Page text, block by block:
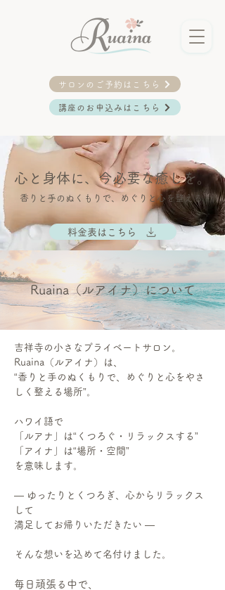
サロンのご予約はこちら
講座のお申込みはこちら
心と身体に、今必要な癒しを。
香りと手のぬくもりで、めぐりと心を整える
料金表はこちら
Ruaina（ルアイナ）について
​吉祥寺の小さなプライベートサロン。
Ruaina（ルアイナ）は、
“香りと手のぬくもりで、めぐりと心をやさ
しく整える場所”。
ハワイ語で
「ルアナ」は“くつろぐ・リラックスする”
「アイナ」は“場所・空間”
を意味します。
― ゆったりとくつろぎ、心からリラックス
して
満足してお帰りいただきたい ―
そんな想いを込めて名付けました。
毎日頑張る中で、